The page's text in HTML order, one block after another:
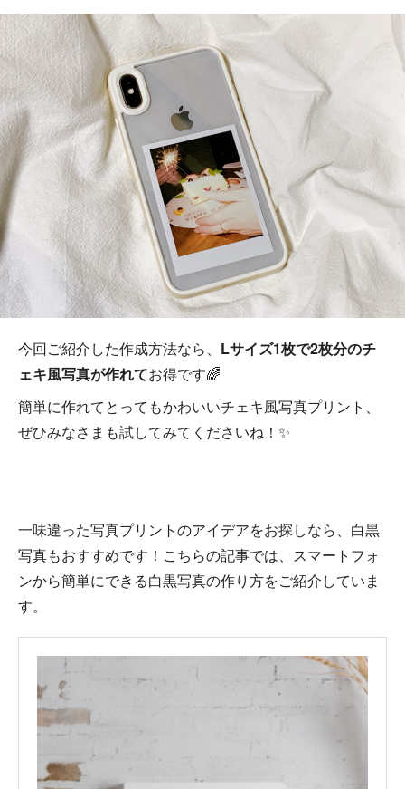
今回ご紹介した作成方法なら、 Lサイズ1枚で2枚分のチ
ェキ風写真が作れてお得です🌈
簡単に作れてとってもかわいいチェキ風写真プリント、
ぜひみなさまも試してみてくださいね！✨
一味違った写真プリントのアイデアをお探しなら、白黒
写真もおすすめです！こちらの記事では、スマートフォ
ンから簡単にできる白黒写真の作り方をご紹介していま
す。